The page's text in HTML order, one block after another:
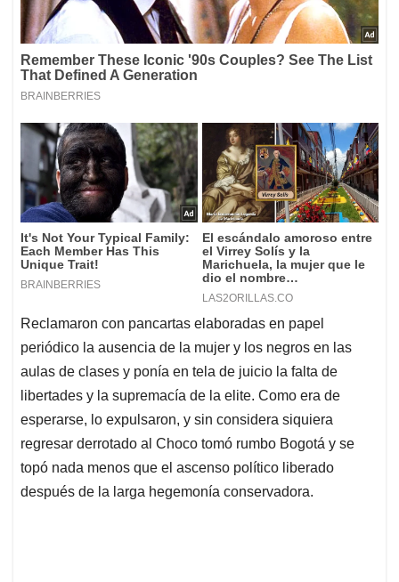
Reclamaron con pancartas elaboradas en papel
periódico la ausencia de la mujer y los negros en las
aulas de clases y ponía en tela de juicio la falta de
libertades y la supremacía de la elite. Como era de
esperarse, lo expulsaron, y sin considera siquiera
regresar derrotado al Choco tomó rumbo Bogotá y se
topó nada menos que el ascenso político liberado
después de la larga hegemonía conservadora.